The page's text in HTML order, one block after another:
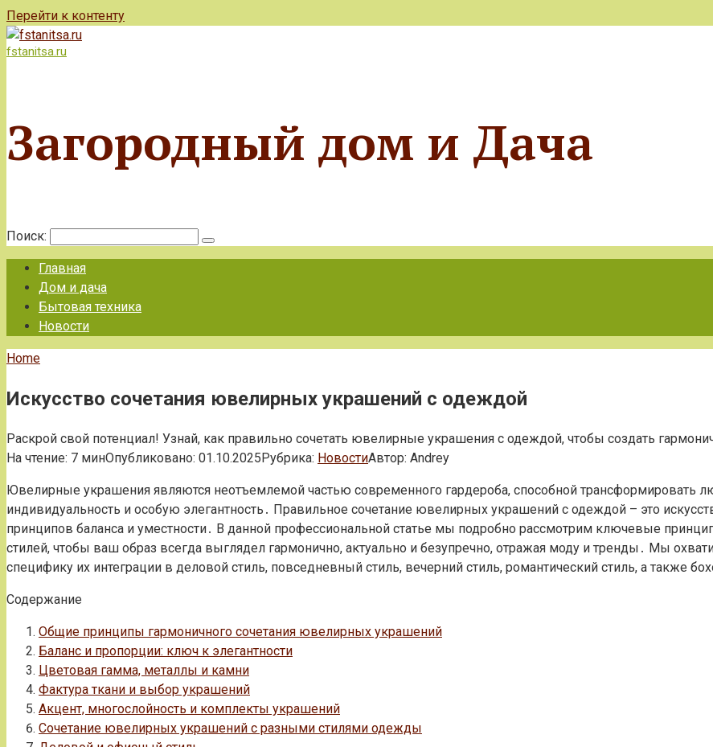
Перейти к контенту
fstanitsa.ru
Загородный дом и Дача
Поиск:
Главная
Дом и дача
Бытовая техника
Новости
Home
Искусство сочетания ювелирных украшений с одеждой
Раскрой свой потенциал! Узнай, как правильно сочетать ювелирные украшения с одеждой, чтобы создать
На чтение: 7 минОпубликовано: 01.10.2025Рубрика: НовостиАвтор: Andrey
Ювелирные украшения являются неотъемлемой частью современного гардероба, способной трансформировать
индивидуальность и особую элегантность․ Правильное сочетание ювелирных украшений с одеждой – это
принципов баланса и уместности․ В данной профессиональной статье мы подробно рассмотрим ключевые
стилей, чтобы ваш образ всегда выглядел гармонично, актуально и безупречно, отражая моду и тренды․ Мы
специфику их интеграции в деловой стиль, повседневный стиль, вечерний стиль, романтический стиль, а также
Содержание
Общие принципы гармоничного сочетания ювелирных украшений
Баланс и пропорции: ключ к элегантности
Цветовая гамма, металлы и камни
Фактура ткани и выбор украшений
Акцент, многослойность и комплекты украшений
Сочетание ювелирных украшений с разными стилями одежды